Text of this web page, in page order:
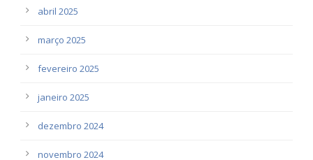
abril 2025
março 2025
fevereiro 2025
janeiro 2025
dezembro 2024
novembro 2024